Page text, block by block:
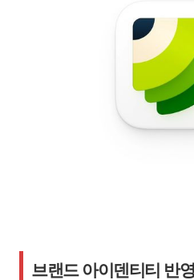
브랜드 아이덴티티 반영